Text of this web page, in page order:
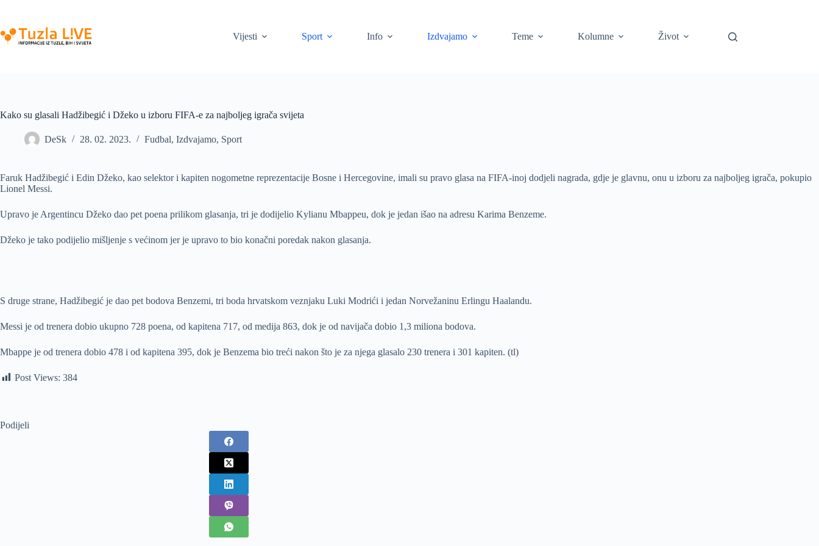
content
Vijesti
Sport Info Izdvajamo Teme Kolumne Život
Kako su glasali Hadžibegić i Džeko u izboru FIFA-e za najboljeg igrača svijeta
DeSk 28. 02. 2023. Fudbal, Izdvajamo, Sport
Faruk Hadžibegić i Edin Džeko, kao selektor i kapiten nogometne reprezentacije Bosne i Hercegovine, imali su pravo glasa na FIFA-inoj dodjeli nagrada, gdje je glavnu, onu u izboru za najboljeg igrača, pokupio
Lionel Messi.
Upravo je Argentincu Džeko dao pet poena prilikom glasanja, tri je dodijelio Kylianu Mbappeu, dok je jedan išao na adresu Karima Benzeme.
Džeko je tako podijelio mišljenje s većinom jer je upravo to bio konačni poredak nakon glasanja.
S druge strane, Hadžibegić je dao pet bodova Benzemi, tri boda hrvatskom veznjaku Luki Modrići i jedan Norvežaninu Erlingu Haalandu.
Messi je od trenera dobio ukupno 728 poena, od kapitena 717, od medija 863, dok je od navijača dobio 1,3 miliona bodova.
Mbappe je od trenera dobio 478 i od kapitena 395, dok je Benzema bio treći nakon što je za njega glasalo 230 trenera i 301 kapiten. (tl)
Post Views: 384
Podijeli